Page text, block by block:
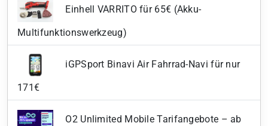
Einhell VARRITO für 65€ (Akku-
Multifunktionswerkzeug)
iGPSport Binavi Air Fahrrad-Navi für nur
171€
O2 Unlimited Mobile Tarifangebote – ab